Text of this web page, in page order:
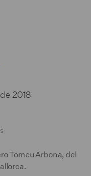
2018
Tomeu Arbona, del